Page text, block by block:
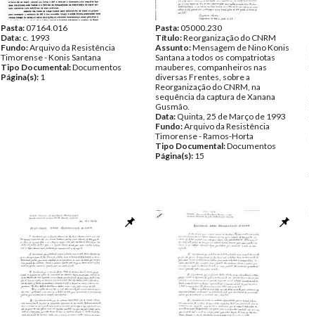
Pasta:07164.016
Data: c. 1993
Fundo:Arquivo da Resistência
Timorense - Konis Santana
Tipo Documental:Documentos
Página(s): 1
Pasta:05000.230
Título:Reorganização do CNRM
Assunto:Mensagem de Nino Konis
Santana a todos os compatriotas
mauberes, companheiros nas
diversas Frentes, sobre a
Reorganização do CNRM, na
sequência da captura de Xanana
Gusmão.
Data: Quinta, 25 de Março de 1993
Fundo:Arquivo da Resistência
Timorense - Ramos-Horta
Tipo Documental:Documentos
Página(s): 15